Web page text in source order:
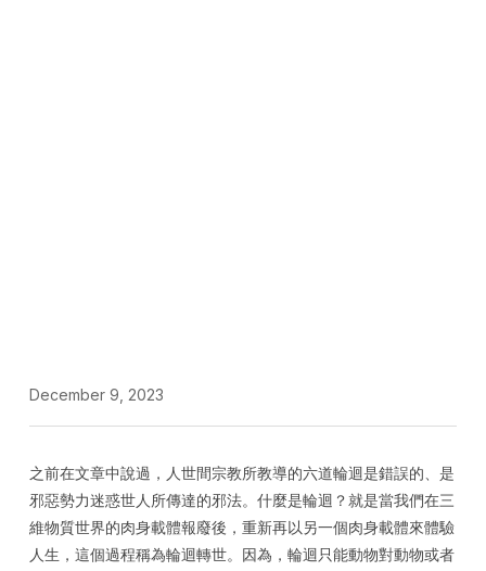
December 9, 2023
之前在文章中說過，人世間宗教所教導的六道輪迴是錯誤的、是
邪惡勢力迷惑世人所傳達的邪法。什麼是輪迴？就是當我們在三
維物質世界的肉身載體報廢後，重新再以另一個肉身載體來體驗
人生，這個過程稱為輪迴轉世。因為，輪迴只能動物對動物或者